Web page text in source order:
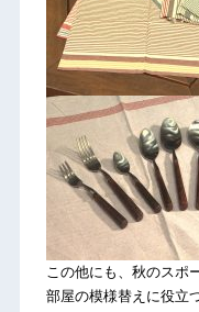
この他にも、秋のスポ
部屋の模様替えに役立